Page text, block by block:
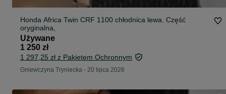
Honda Africa Twin CRF 1100 chłodnica lewa. Część
oryginalna,
Używane
1 250 zł
1 297,25 zł z Pakietem Ochronnym
Gniewczyna Tryniecka - 20 lipca 2026